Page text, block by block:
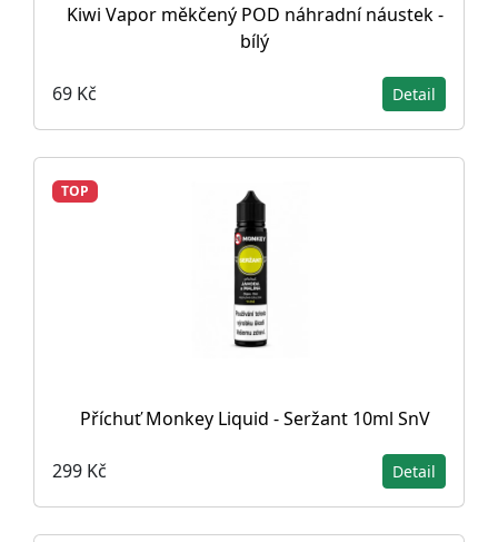
Kiwi Vapor měkčený POD náhradní náustek -
bílý
69 Kč Detail
TOP
Příchuť Monkey Liquid - Seržant 10ml SnV
299 Kč Detail